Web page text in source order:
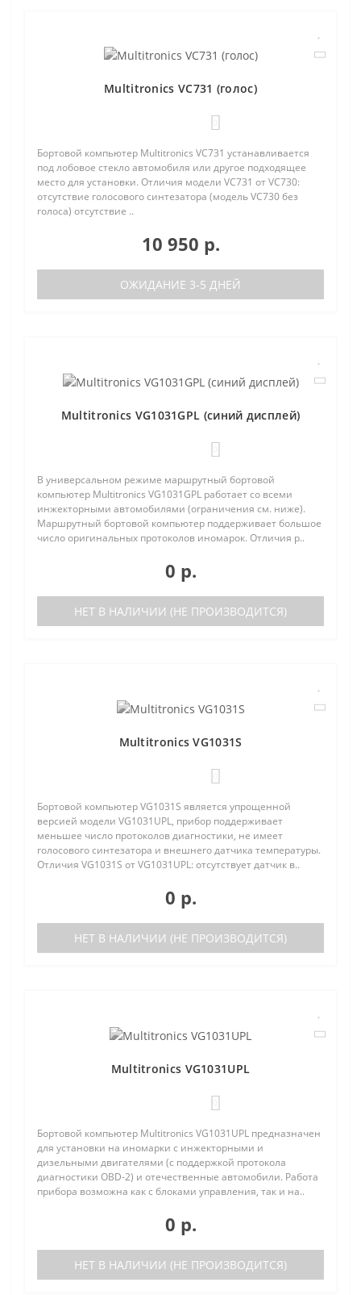
Multitronics VC731 (голос)
Бортовой компьютер Multitronics VC731 устанавливается
под лобовое стекло автомобиля или другое подходящее
место для установки. Отличия модели VC731 от VC730:
отсутствие голосового синтезатора (модель VC730 без
голоса) отсутствие ..
10 950 р.
ОЖИДАНИЕ 3-5 ДНЕЙ
Multitronics VG1031GPL (синий дисплей)
В универсальном режиме маршрутный бортовой
компьютер Multitronics VG1031GPL работает со всеми
инжекторными автомобилями (ограничения см. ниже).
Маршрутный бортовой компьютер поддерживает большое
число оригинальных протоколов иномарок. Отличия р..
0 р.
НЕТ В НАЛИЧИИ (НЕ ПРОИЗВОДИТСЯ)
Multitronics VG1031S
Бортовой компьютер VG1031S является упрощенной
версией модели VG1031UPL, прибор поддерживает
меньшее число протоколов диагностики, не имеет
голосового синтезатора и внешнего датчика температуры.
Отличия VG1031S от VG1031UPL: отсутствует датчик в..
0 р.
НЕТ В НАЛИЧИИ (НЕ ПРОИЗВОДИТСЯ)
Multitronics VG1031UPL
Бортовой компьютер Multitronics VG1031UPL предназначен
для установки на иномарки с инжекторными и
дизельными двигателями (с поддержкой протокола
диагностики OBD-2) и отечественные автомобили. Работа
прибора возможна как с блоками управления, так и на..
0 р.
НЕТ В НАЛИЧИИ (НЕ ПРОИЗВОДИТСЯ)